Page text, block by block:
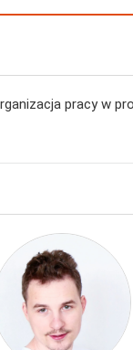
Metody numeryczne
Algorytmy wyszukiwania
Inne
C++
pracy w